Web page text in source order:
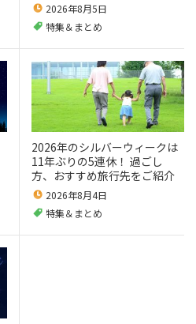
2026年8月5日
特集＆まとめ
2026年のシルバーウィークは
11年ぶりの5連休！ 過ごし
方、おすすめ旅行先をご紹介
2026年8月4日
特集＆まとめ